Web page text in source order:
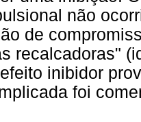
não
de
recalcadoras"
inibidor
foi